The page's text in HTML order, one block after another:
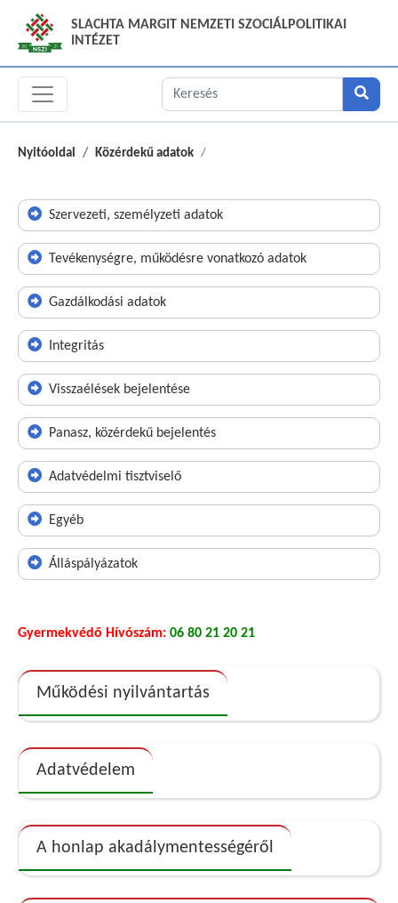
SLACHTA MARGIT NEMZETI SZOCIÁLPOLITIKAI
INTÉZET
Nyitóoldal Közérdekű adatok
Szervezeti, személyzeti adatok
Tevékenységre, működésre vonatkozó adatok
Gazdálkodási adatok
Integritás
Visszaélések bejelentése
Panasz, közérdekű bejelentés
Adatvédelmi tisztviselő
Egyéb
Álláspályázatok
Gyermekvédő Hívószám: 06 80 21 20 21
Működési nyilvántartás
Adatvédelem
A honlap akadálymentességéről